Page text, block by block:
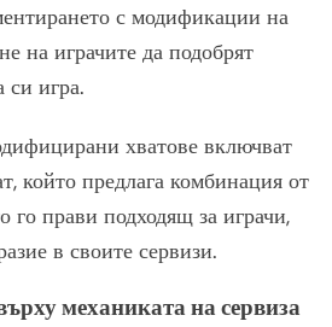
с модификации на
на играчите да подобрят
си игра.
хватове включват
който предлага комбинация от
го прави подходящ за играчи,
в своите сервизи.
механиката на сервиза